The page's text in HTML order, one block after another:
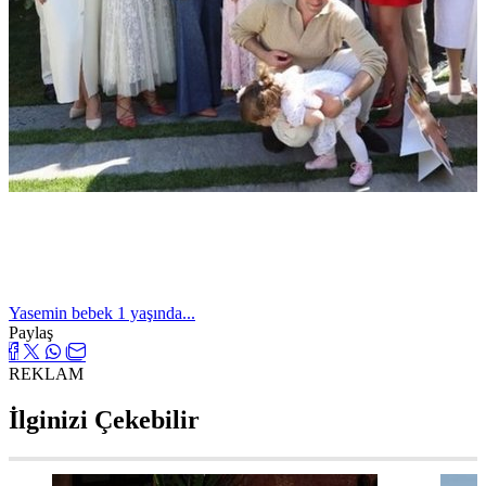
Yasemin bebek 1 yaşında...
Paylaş
REKLAM
İlginizi Çekebilir